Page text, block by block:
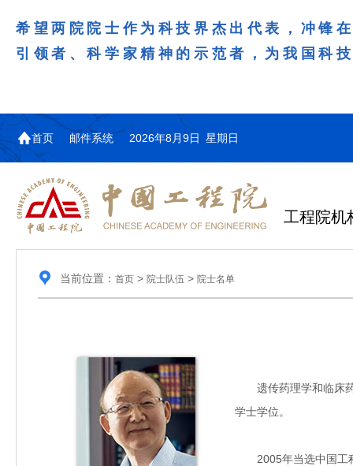
希望两院院士作为科技界杰出代表，冲锋
引领者、科学家精神的示范者，为我国科
首页 邮件系统 2026年8月9日 星期日
工程院机
当前位置： 首页> 院士队伍 > 院士名单
遗传药理学和临床药
学士学位。
2005年当选中国工